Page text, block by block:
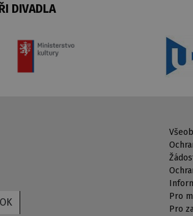
DIVADLA
OK
Pro
Pro